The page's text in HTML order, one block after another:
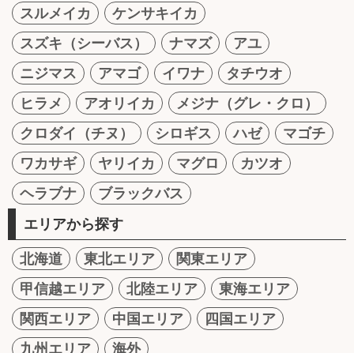
スルメイカ
ケンサキイカ
スズキ（シーバス）
ナマズ
アユ
ニジマス
アマゴ イワナ
タチウオ
ヒラメ
アオリイカ
メジナ（グレ・クロ）
クロダイ（チヌ）
シロギス ハゼ
マゴチ
ワカサギ
ヤリイカ マグロ
カツオ
ヘラブナ
ブラックバス
エリアから探す
北海道 東北エリア
関東エリア
甲信越エリア
北陸エリア
東海エリア
関西エリア
中国エリア
四国エリア
九州エリア
海外